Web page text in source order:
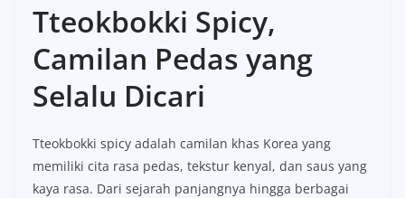
Tteokbokki Spicy,
Camilan Pedas yang
Selalu Dicari
Tteokbokki spicy adalah camilan khas Korea yang
memiliki cita rasa pedas, tekstur kenyal, dan saus yang
kaya rasa. Dari sejarah panjangnya hingga berbagai